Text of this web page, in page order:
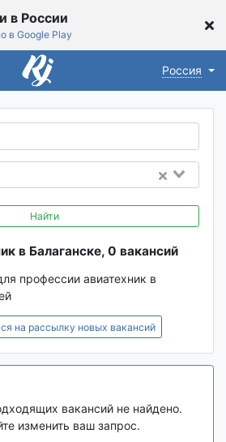
в России
в Google Play
Россия
Найти
в Балаганске, 0 вакансий
профессии авиатехник в
на рассылку новых вакансий
вакансий не найдено.
изменить ваш запрос.